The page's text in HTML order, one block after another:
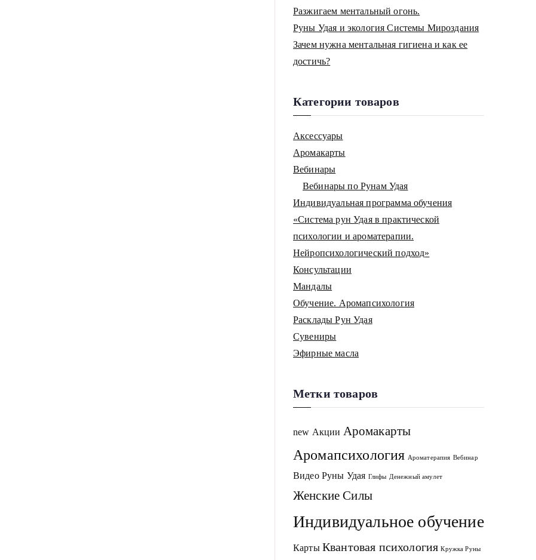
Разжигаем ментальный огонь.
Руны Удая и экология Системы Мироздания
Зачем нужна ментальная гигиена и как ее
достичь?
Категории товаров
Аксессуары
Аромакарты
Вебинары
Вебинары по Рунам Удая
Индивидуальная программа обучения
«Система рун Удая в практической
психологии и ароматерапии.
Нейропсихологический подход»
Консультации
Мандалы
Обучение. Аромапсихология
Расклады Рун Удая
Сувениры
Эфирные масла
Метки товаров
new Акции Аромакарты
Аромапсихология Ароматерапия Вебинар
Видео Руны Удая Глифы Денежный амулет
Женские Силы
Индивидуальное обучение
Карты Квантовая психология Кружка Руны